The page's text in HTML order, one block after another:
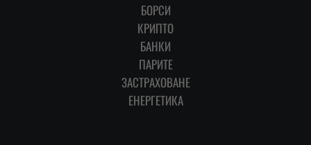
БОРСИ
КРИПТО
БАНКИ
ПАРИТЕ
ЗАСТРАХОВАНЕ
ЕНЕРГЕТИКА